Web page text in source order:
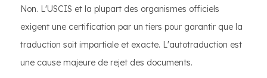
Non. L'USCIS et la plupart des organismes officiels
exigent une certification par un tiers pour garantir que la
traduction soit impartiale et exacte. L'autotraduction est
une cause majeure de rejet des documents.